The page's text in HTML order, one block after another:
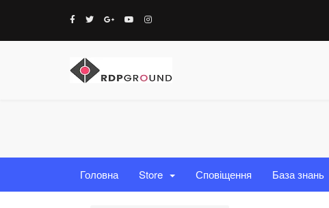
Головна Store Сповіщення База знань